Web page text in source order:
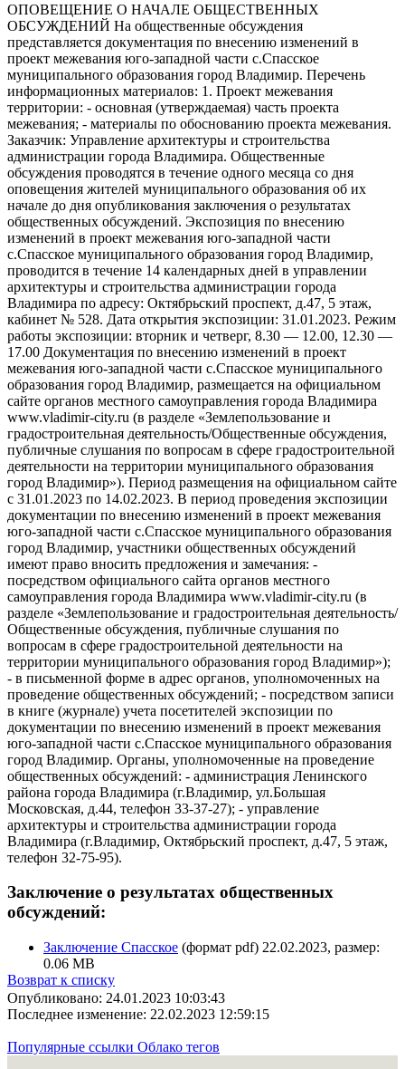
ОПОВЕЩЕНИЕ О НАЧАЛЕ ОБЩЕСТВЕННЫХ
ОБСУЖДЕНИЙ На общественные обсуждения
представляется документация по внесению изменений в
проект межевания юго-западной части с.Спасское
муниципального образования город Владимир. Перечень
информационных материалов: 1. Проект межевания
территории: - основная (утверждаемая) часть проекта
межевания; - материалы по обоснованию проекта межевания.
Заказчик: Управление архитектуры и строительства
администрации города Владимира. Общественные
обсуждения проводятся в течение одного месяца со дня
оповещения жителей муниципального образования об их
начале до дня опубликования заключения о результатах
общественных обсуждений. Экспозиция по внесению
изменений в проект межевания юго-западной части
с.Спасское муниципального образования город Владимир,
проводится в течение 14 календарных дней в управлении
архитектуры и строительства администрации города
Владимира по адресу: Октябрьский проспект, д.47, 5 этаж,
кабинет № 528. Дата открытия экспозиции: 31.01.2023. Режим
работы экспозиции: вторник и четверг, 8.30 — 12.00, 12.30 —
17.00 Документация по внесению изменений в проект
межевания юго-западной части с.Спасское муниципального
образования город Владимир, размещается на официальном
сайте органов местного самоуправления города Владимира
www.vladimir-city.ru (в разделе «Землепользование и
градостроительная деятельность/Общественные обсуждения,
публичные слушания по вопросам в сфере градостроительной
деятельности на территории муниципального образования
город Владимир»). Период размещения на официальном сайте
с 31.01.2023 по 14.02.2023. В период проведения экспозиции
документации по внесению изменений в проект межевания
юго-западной части с.Спасское муниципального образования
город Владимир, участники общественных обсуждений
имеют право вносить предложения и замечания: -
посредством официального сайта органов местного
самоуправления города Владимира www.vladimir-city.ru (в
разделе «Землепользование и градостроительная деятельность/
Общественные обсуждения, публичные слушания по
вопросам в сфере градостроительной деятельности на
территории муниципального образования город Владимир»);
- в письменной форме в адрес органов, уполномоченных на
проведение общественных обсуждений; - посредством записи
в книге (журнале) учета посетителей экспозиции по
документации по внесению изменений в проект межевания
юго-западной части с.Спасское муниципального образования
город Владимир. Органы, уполномоченные на проведение
общественных обсуждений: - администрация Ленинского
района города Владимира (г.Владимир, ул.Большая
Московская, д.44, телефон 33-37-27); - управление
архитектуры и строительства администрации города
Владимира (г.Владимир, Октябрьский проспект, д.47, 5 этаж,
телефон 32-75-95).
Заключение о результатах общественных
обсуждений:
Заключение Спасское (формат pdf) 22.02.2023, размер:
0.06 MB
Возврат к списку
Опубликовано: 24.01.2023 10:03:43
Последнее изменение: 22.02.2023 12:59:15
Популярные ссылки Облако тегов